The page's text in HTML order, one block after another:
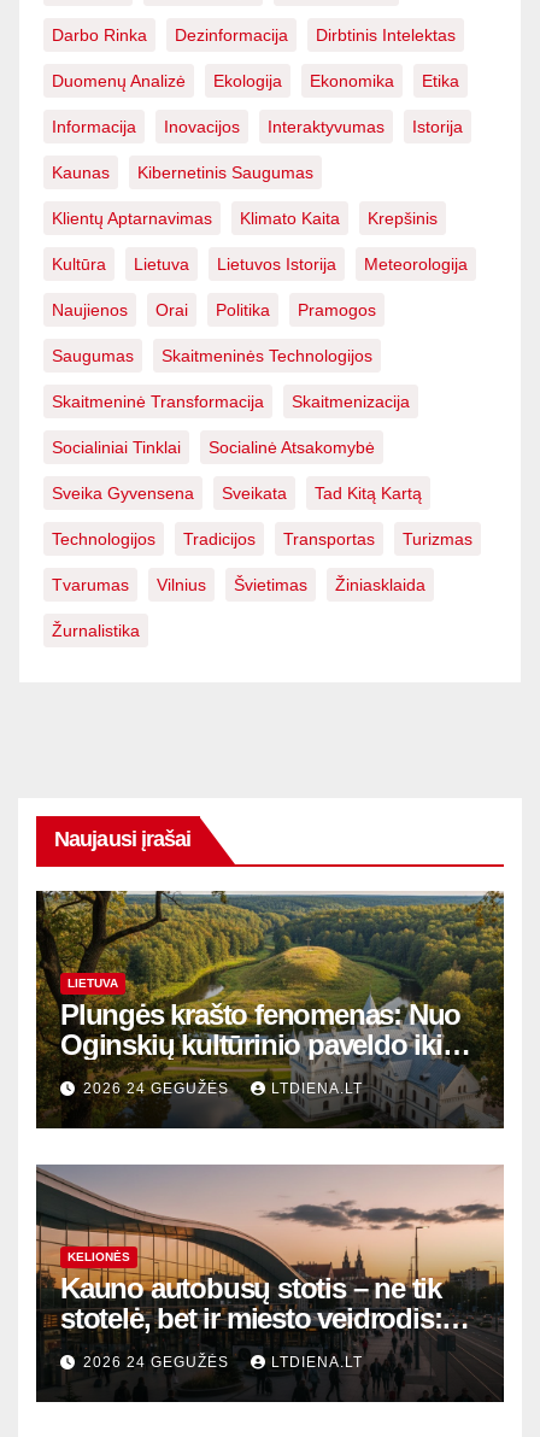
Darbo Rinka Dezinformacija Dirbtinis Intelektas
Duomenų Analizė Ekologija Ekonomika Etika
Informacija Inovacijos Interaktyvumas Istorija
Kaunas Kibernetinis Saugumas
Klientų Aptarnavimas Klimato Kaita Krepšinis
Kultūra Lietuva Lietuvos Istorija Meteorologija
Naujienos Orai Politika Pramogos
Saugumas Skaitmeninės Technologijos
Skaitmeninė Transformacija Skaitmenizacija
Socialiniai Tinklai Socialinė Atsakomybė
Sveika Gyvensena Sveikata Tad Kitą Kartą
Technologijos Tradicijos Transportas Turizmas
Tvarumas Vilnius Švietimas Žiniasklaida
Žurnalistika
Naujausi įrašai
LIETUVA
Plungės krašto fenomenas: Nuo
Oginskių kultūrinio paveldo iki
Žemaitijos gamtos perlų
2026 24 GEGUŽĖS LTDIENA.LT
KELIONĖS
Kauno autobusų stotis – ne tik
stotelė, bet ir miesto veidrodis:
modernūs vartai į laikinąją
sostinę
2026 24 GEGUŽĖS LTDIENA.LT